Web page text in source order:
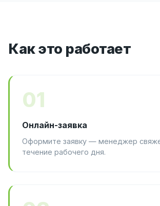
Как это работает
01
Онлайн-заявка
Оформите заявку — менеджер
течение рабочего дня.